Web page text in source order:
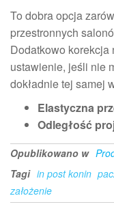
To dobra opcja
przestronnych
Dodatkowo
ustawienie, jeśli nie
dokładnie tej samej
Elastyczna
Odległość
Opublikowano w
Tagi in post konin
założenie